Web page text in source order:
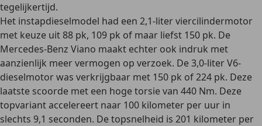
tegelijkertijd.
Het instapdieselmodel had een 2,1-liter viercilindermotor
met keuze uit 88 pk, 109 pk of maar liefst 150 pk. De
Mercedes-Benz Viano maakt echter ook indruk met
aanzienlijk meer vermogen op verzoek. De 3,0-liter V6-
dieselmotor was verkrijgbaar met 150 pk of 224 pk. Deze
laatste scoorde met een hoge torsie van 440 Nm. Deze
topvariant accelereert naar 100 kilometer per uur in
slechts 9,1 seconden. De topsnelheid is 201 kilometer per